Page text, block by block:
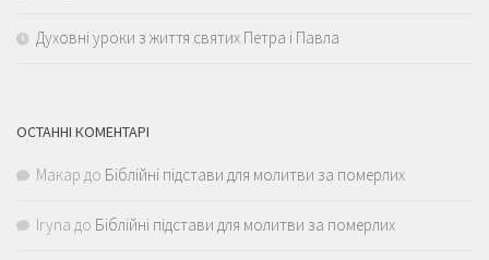
Духовні уроки з життя святих Петра і Павла
ОСТАННІ КОМЕНТАРІ
Макар до Біблійні підстави для молитви за померлих
Iryna до Біблійні підстави для молитви за померлих